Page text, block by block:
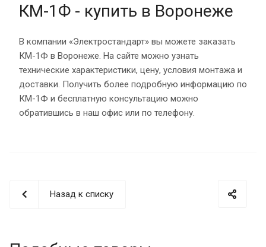
КМ-1Ф - купить в Воронеже
В компании «Электростандарт» вы можете заказать
КМ-1Ф в Воронеже. На сайте можно узнать
технические характеристики, цену, условия монтажа и
доставки. Получить более подробную информацию по
КМ-1Ф и бесплатную консультацию можно
обратившись в наш офис или по телефону.
Назад к списку